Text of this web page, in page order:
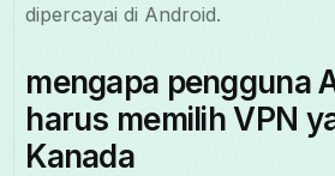
dipercayai di Android.
mengapa pengguna
harus memilih VPN
Kanada